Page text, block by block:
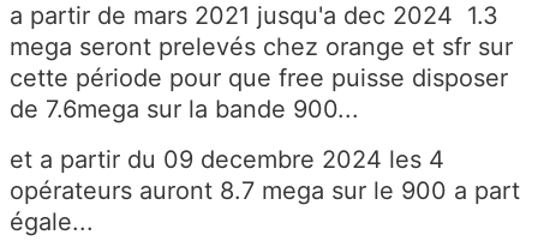
a partir de mars 2021 jusqu'a dec 2024 1.3
mega seront prelevés chez orange et sfr sur
cette période pour que free puisse disposer
de 7.6mega sur la bande 900...
et a partir du 09 decembre 2024 les 4
opérateurs auront 8.7 mega sur le 900 a part
égale...